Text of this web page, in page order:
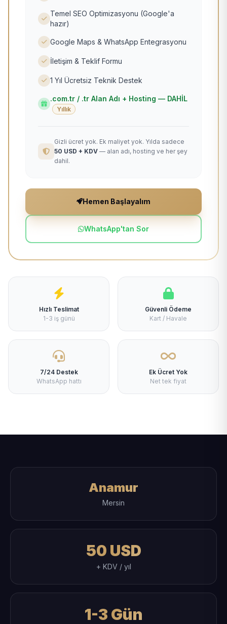
Temel SEO Optimizasyonu (Google'a
hazır)
Google Maps & WhatsApp Entegrasyonu
İletişim & Teklif Formu
1 Yıl Ücretsiz Teknik Destek
.com.tr / .tr Alan Adı + Hosting — DAHİL
Yıllık
Gizli ücret yok. Ek maliyet yok. Yılda sadece
50 USD + KDV — alan adı, hosting ve her şey
dahil.
Hemen Başlayalım
WhatsApp'tan Sor
Hızlı Teslimat
1-3 iş günü
Güvenli Ödeme
Kart / Havale
7/24 Destek
WhatsApp hattı
Ek Ücret Yok
Net tek fiyat
Anamur
Mersin
50 USD
+ KDV / yıl
1-3 Gün